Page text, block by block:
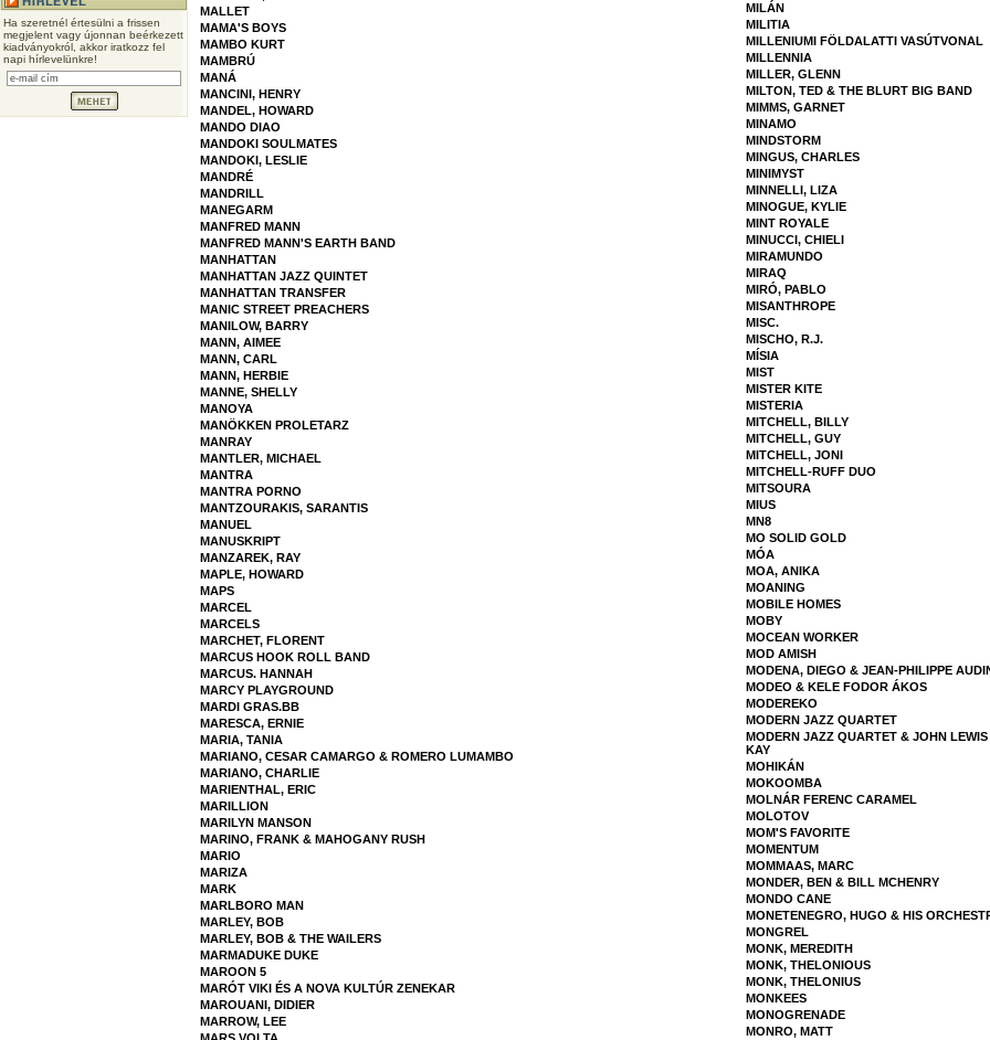
Ha szeretnél értesülni a frissen
megjelent vagy újonnan beérkezett
kiadványokról, akkor iratkozz fel
napi hírlevelünkre!
MALLET
MAMA'S BOYS
MAMBO KURT
MAMBRÚ
MANÁ
MANCINI, HENRY
MANDEL, HOWARD
MANDO DIAO
MANDOKI SOULMATES
MANDOKI, LESLIE
MANDRÉ
MANDRILL
MANEGARM
MANFRED MANN
MANFRED MANN'S EARTH BAND
MANHATTAN
MANHATTAN JAZZ QUINTET
MANHATTAN TRANSFER
MANIC STREET PREACHERS
MANILOW, BARRY
MANN, AIMEE
MANN, CARL
MANN, HERBIE
MANNE, SHELLY
MANOYA
MANÖKKEN PROLETARZ
MANRAY
MANTLER, MICHAEL
MANTRA
MANTRA PORNO
MANTZOURAKIS, SARANTIS
MANUEL
MANUSKRIPT
MANZAREK, RAY
MAPLE, HOWARD
MAPS
MARCEL
MARCELS
MARCHET, FLORENT
MARCUS HOOK ROLL BAND
MARCUS. HANNAH
MARCY PLAYGROUND
MARDI GRAS.BB
MARESCA, ERNIE
MARIA, TANIA
MARIANO, CESAR CAMARGO & ROMERO LUMAMBO
MARIANO, CHARLIE
MARIENTHAL, ERIC
MARILLION
MARILYN MANSON
MARINO, FRANK & MAHOGANY RUSH
MARIO
MARIZA
MARK
MARLBORO MAN
MARLEY, BOB
MARLEY, BOB & THE WAILERS
MARMADUKE DUKE
MAROON 5
MARÓT VIKI ÉS A NOVA KULTÚR ZENEKAR
MAROUANI, DIDIER
MARROW, LEE
MILÁN
MILITIA
MILLENIUMI FÖLDALATTI VASÚTVONAL
MILLENNIA
MILLER, GLENN
MILTON, TED & THE BLURT BIG BAND
MIMMS, GARNET
MINAMO
MINDSTORM
MINGUS, CHARLES
MINIMYST
MINNELLI, LIZA
MINOGUE, KYLIE
MINT ROYALE
MINUCCI, CHIELI
MIRAMUNDO
MIRAQ
MIRÓ, PABLO
MISANTHROPE
MISC.
MISCHO, R.J.
MÍSIA
MIST
MISTER KITE
MISTERIA
MITCHELL, BILLY
MITCHELL, GUY
MITCHELL, JONI
MITCHELL-RUFF DUO
MITSOURA
MIUS
MN8
MO SOLID GOLD
MÓA
MOA, ANIKA
MOANING
MOBILE HOMES
MOBY
MOCEAN WORKER
MOD AMISH
MODENA, DIEGO & JEAN-PHILIPPE
MODEO & KELE FODOR ÁKOS
MODEREKO
MODERN JAZZ QUARTET
MODERN JAZZ QUARTET & JOHN
KAY
MOHIKÁN
MOKOOMBA
MOLNÁR FERENC CARAMEL
MOLOTOV
MOM'S FAVORITE
MOMENTUM
MOMMAAS, MARC
MONDER, BEN & BILL MCHENRY
MONDO CANE
MONETENEGRO, HUGO & HIS
MONGREL
MONK, MEREDITH
MONK, THELONIOUS
MONK, THELONIUS
MONKEES
MONOGRENADE
MONRO, MATT